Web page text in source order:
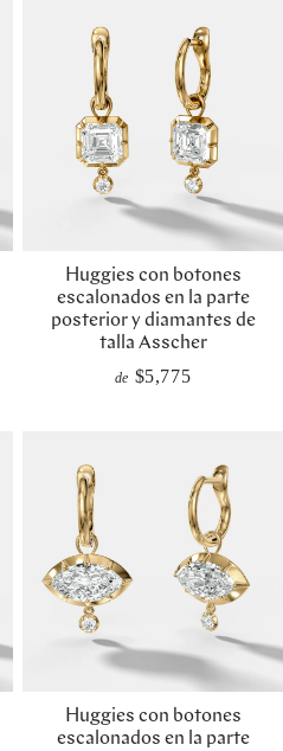
Huggies con botones
escalonados en la parte
posterior y diamantes de
talla Asscher
de $5,775
Huggies con botones
escalonados en la parte